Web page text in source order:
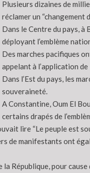
Plusieurs dizaines de
réclamer un “changement
Dans le Centre du pays,
déployant l’emblème
Des marches pacifiques
appelant à l’application
Dans l’Est du pays, les
souveraineté.
A Constantine, Oum El
certains drapés de
lire “Le peuple est
de manifestants ont
République, pour